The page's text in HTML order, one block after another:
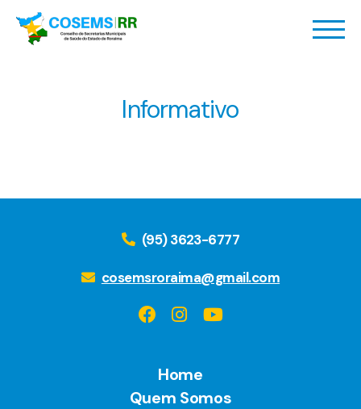
Informativo
(95) 3623-6777
cosemsroraima@gmail.com
Home
Quem Somos